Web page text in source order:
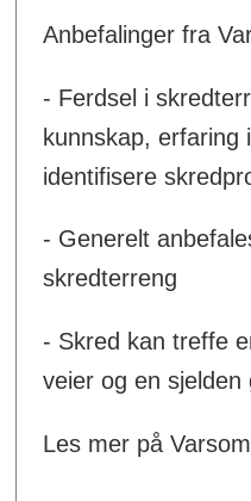
Anbefalinger fra
- Ferdsel i
kunnskap, erfaring
identifisere
- Generelt
skredterreng
- Skred kan treffe
veier og en sjelden
Les mer på